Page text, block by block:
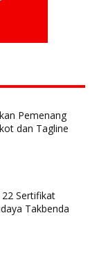
Pemenang
dan Tagline
Sertifikat
Takbenda